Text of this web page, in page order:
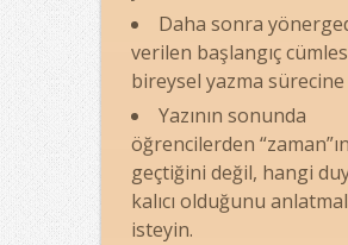
Daha sonra
verilen başlangıç
bireysel yazma sürecine
Yazının sonunda
öğrencilerden
geçtiğini değil, hangi
kalıcı olduğunu
isteyin.